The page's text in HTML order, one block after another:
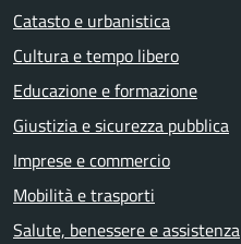
Catasto e urbanistica
Cultura e tempo libero
Educazione e formazione
Giustizia e sicurezza pubblica
Imprese e commercio
Mobilità e trasporti
Salute, benessere e assistenza